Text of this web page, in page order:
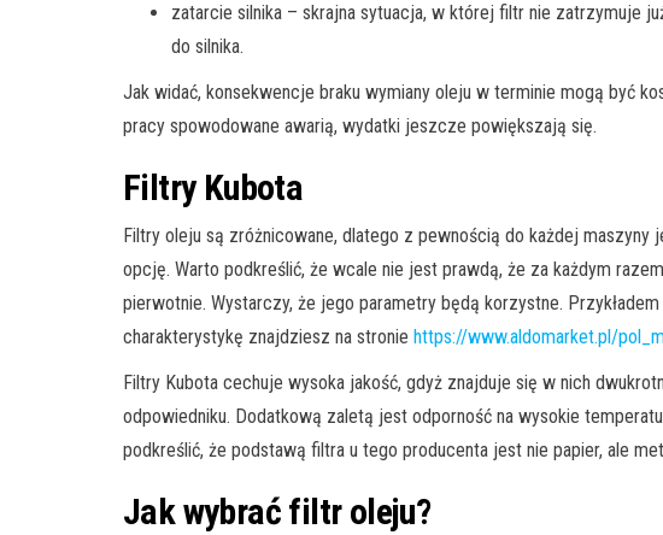
zatarcie silnika – skrajna sytuacja, w której filtr nie zatrzymuje
do silnika.
Jak widać, konsekwencje braku wymiany oleju w terminie mogą być
pracy spowodowane awarią, wydatki jeszcze powiększają się.
Filtry Kubota
Filtry oleju są zróżnicowane, dlatego z pewnością do każdej maszyny
opcję. Warto podkreślić, że wcale nie jest prawdą, że za każdym
pierwotnie. Wystarczy, że jego parametry będą korzystne.
charakterystykę znajdziesz na stronie https://www.aldomarket.pl/
Filtry Kubota cechuje wysoka jakość, gdyż znajduje się w nich
odpowiedniku. Dodatkową zaletą jest odporność na wysokie
podkreślić, że podstawą filtra u tego producenta jest nie papier, ale
Jak wybrać filtr oleju?